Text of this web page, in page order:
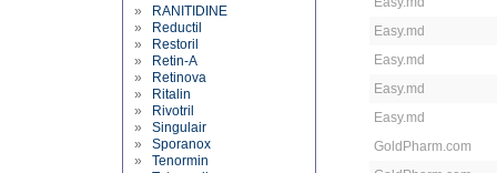
»
RANITIDINE
»
Reductil
»
Restoril
»
Retin-A
»
Retinova
»
Ritalin
»
Rivotril
» Singulair
» Sporanox
» Tenormin
Easy.md
Easy.md
Easy.md
Easy.md
GoldPharm.com